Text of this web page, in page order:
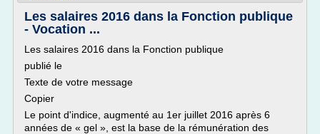
Les salaires 2016 dans la Fonction publique
- Vocation ...
Les salaires 2016 dans la Fonction publique
publié le
Texte de votre message
Copier
Le point d'indice, augmenté au 1er juillet 2016 après 6
années de « gel », est la base de la rémunération des